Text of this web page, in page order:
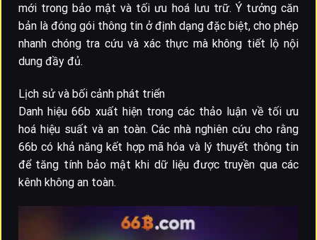
mới trong bảo mật và tối ưu hoá lưu trữ. Ý tưởng căn
bản là đóng gói thông tin ở định dạng đặc biệt, cho phép
nhanh chóng tra cứu và xác thực mà không tiết lộ nội
dung đầy đủ.
Lịch sử và bối cảnh phát triển
Danh hiệu 66b xuất hiện trong các thảo luận về tối ưu
hoá hiệu suất và an toàn. Các nhà nghiên cứu cho rằng
66b có khả năng kết hợp mã hóa và lý thuyết thông tin
để tăng tính bảo mật khi dữ liệu được truyền qua các
kênh không an toàn.